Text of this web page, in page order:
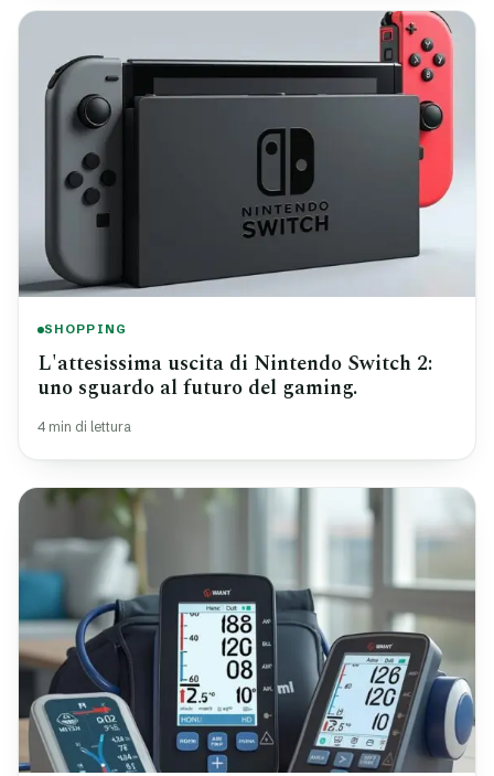
SHOPPING
L'attesissima uscita di Nintendo Switch 2:
uno sguardo al futuro del gaming.
4 min di lettura